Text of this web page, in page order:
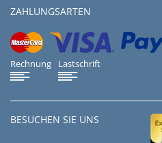
ZAHLUNGSARTEN
Rechnung Lastschrift
BESUCHEN SIE UNS